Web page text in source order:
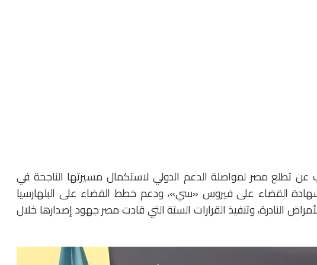
عن تطلع مصر لمواصلة الدعم الدولي لاستكمال مسيرتها الناجحة في
القضاء على فيروس «سي»، ودعم خطط القضاء على البلهارسيا
النادرة، وتنفيذ القرارات الستة التي قادت مصر جهود إصدارها خلال